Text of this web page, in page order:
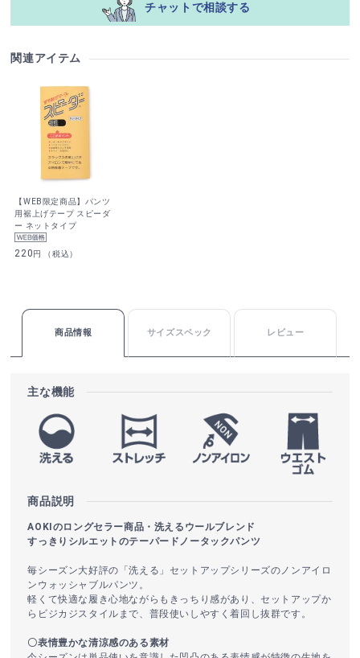
チャットで相談する
関連アイテム
【WEB限定商品】パンツ
用裾上げテープ スピーダ
ー ネットタイプ
220円 （税込）
商品情報 サイズスペック レビュー
主な機能
商品説明
AOKIのロングセラー商品・洗えるウールブレンド
すっきりシルエットのテーパードノータックパンツ
毎シーズン大好評の「洗える」セットアップシリーズのノンアイロ
ンウォッシャブルパンツ。
軽くて快適な履き心地ながらもきっちり感があり、セットアップか
らビジカジスタイルまで、普段使いしやすく着回し抜群です。
〇表情豊かな清涼感のある素材